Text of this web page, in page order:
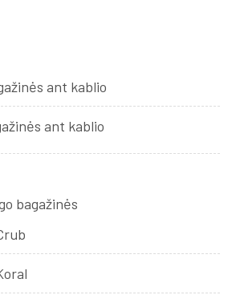
ant kablio
ant kablio
bagažinės